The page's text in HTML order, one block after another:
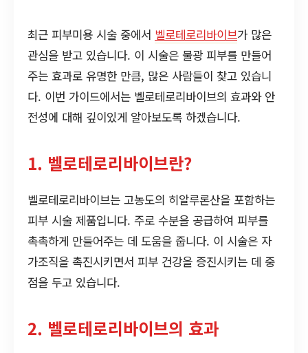
최근 피부미용 시술 중에서 벨로테로리바이브가 많은
관심을 받고 있습니다. 이 시술은 물광 피부를 만들어
주는 효과로 유명한 만큼, 많은 사람들이 찾고 있습니
다. 이번 가이드에서는 벨로테로리바이브의 효과와 안
전성에 대해 깊이있게 알아보도록 하겠습니다.
1. 벨로테로리바이브란?
벨로테로리바이브는 고농도의 히알루론산을 포함하는
피부 시술 제품입니다. 주로 수분을 공급하여 피부를
촉촉하게 만들어주는 데 도움을 줍니다. 이 시술은 자
가조직을 촉진시키면서 피부 건강을 증진시키는 데 중
점을 두고 있습니다.
2. 벨로테로리바이브의 효과